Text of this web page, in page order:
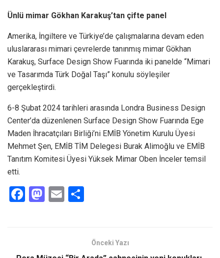
Ünlü mimar Gökhan Karakuş’tan çifte panel
Amerika, İngiltere ve Türkiye’de çalışmalarına devam eden
uluslararası mimari çevrelerde tanınmış mimar Gökhan
Karakuş, Surface Design Show Fuarında iki panelde “Mimari
ve Tasarımda Türk Doğal Taşı” konulu söyleşiler
gerçekleştirdi.
6-8 Şubat 2024 tarihleri arasında Londra Business Design
Center’da düzenlenen Surface Design Show Fuarında Ege
Maden İhracatçıları Birliği’ni EMİB Yönetim Kurulu Üyesi
Mehmet Şen, EMİB TİM Delegesi Burak Alimoğlu ve EMİB
Tanıtım Komitesi Üyesi Yüksek Mimar Oben İnceler temsil
etti.
F
M E
Önceki Yazı